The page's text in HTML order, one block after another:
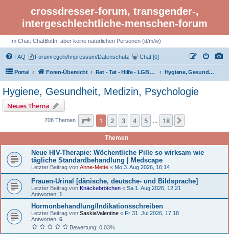
crossdresser-forum, transgender-,
intergeschlechtliche-menschen-forum
Im Chat: ChatBotIn, aber keine natürlichen Personen (d/m/w)
FAQ Forumregeln/Impressum/Datenschutz Chat [0]
Portal Foren-Übersicht Rat - Tat - Hilfe - LGBTI Rights - Infos Hygiene, Gesundheit, Medizin, Psychologie
Hygiene, Gesundheit, Medizin, Psychologie
Neues Thema
708 Themen Seite 1 von 18
1 2 3 4 5 18
Themen
Neue HIV-Therapie: Wöchentliche Pille so wirksam wie
tägliche Standardbehandlung | Medscape
Letzter Beitrag von Anne-Mette « Mo 3. Aug 2026, 16:14
Frauen-Urinal [dänische, deutsche- und Bildsprache]
Letzter Beitrag von Knäckebrötchen « Sa 1. Aug 2026, 12:21
Antworten: 1
Hormonbehandlung/Indikationsschreiben
Letzter Beitrag von SaskiaValentine « Fr 31. Jul 2026, 17:18
Antworten: 6
Bewertung: 0.03%